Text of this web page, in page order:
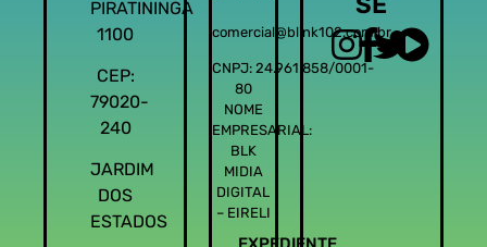
PIRATININGA
1100
CEP:
79020-
240
JARDIM
DOS
ESTADOS
comercial@blink102.com.br
CNPJ: 24.961.858/0001-
80
NOME
EMPRESARIAL:
BLK
MIDIA
DIGITAL
– EIRELI